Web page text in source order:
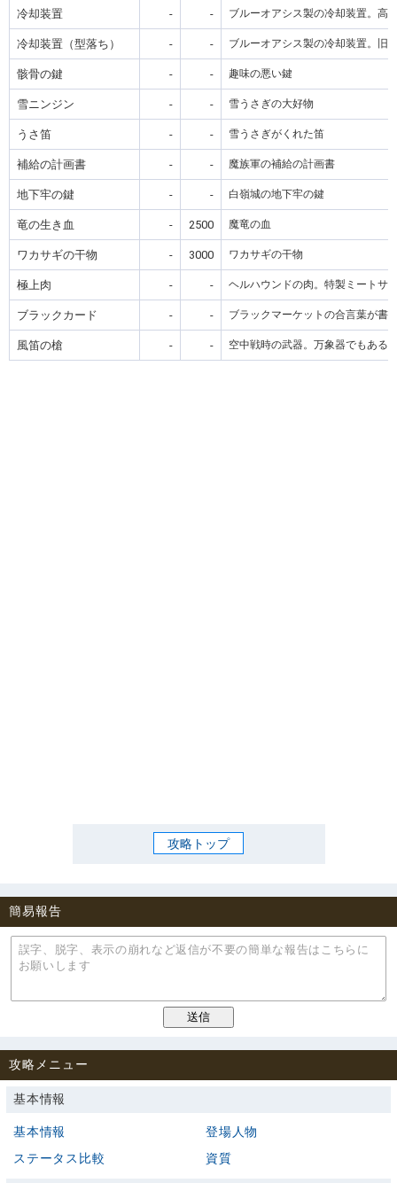
冷却装置 - - ブルーオアシス製の冷却装置。高
冷却装置（型落ち） - - ブルーオアシス製の冷却装置。旧
骸骨の鍵 - - 趣味の悪い鍵
雪ニンジン - - 雪うさぎの大好物
うさ笛 - - 雪うさぎがくれた笛
補給の計画書 - - 魔族軍の補給の計画書
地下牢の鍵 - - 白嶺城の地下牢の鍵
竜の生き血 - 2500 魔竜の血
ワカサギの干物 - 3000 ワカサギの干物
極上肉 - - ヘルハウンドの肉。特製ミートサ
ブラックカード - - ブラックマーケットの合言葉が書
風笛の槍 - - 空中戦時の武器。万象器でもある
攻略トップ
簡易報告
攻略メニュー
基本情報
基本情報
登場人物
ステータス比較
資質